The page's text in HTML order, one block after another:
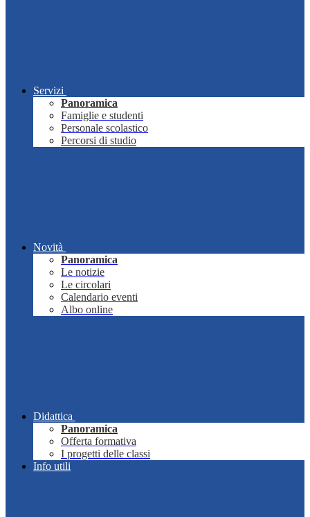
Servizi
Panoramica
Famiglie e studenti
Personale scolastico
Percorsi di studio
Novità
Panoramica
Le notizie
Le circolari
Calendario eventi
Albo online
Didattica
Panoramica
Offerta formativa
I progetti delle classi
Info utili